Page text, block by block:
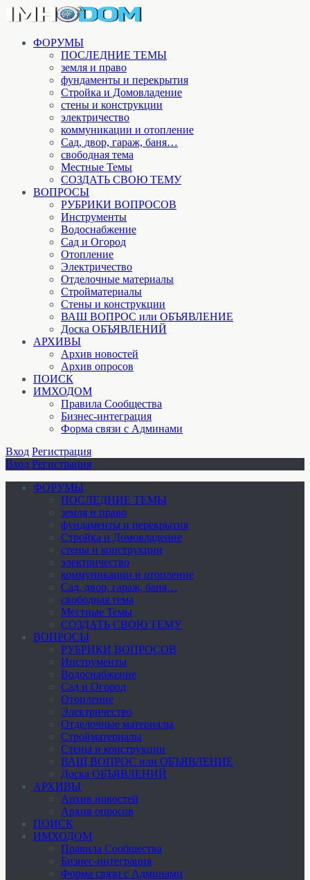
ФОРУМЫ
ПОСЛЕДНИЕ ТЕМЫ
земля и право
фундаменты и перекрытия
Стройка и Домовладение
стены и конструкции
электричество
коммуникации и отопление
Cад, двор, гараж, баня…
свободная тема
Местные Темы
СОЗДАТЬ СВОЮ ТЕМУ
ВОПРОСЫ
РУБРИКИ ВОПРОСОВ
Инструменты
Водоснабжение
Сад и Огород
Отопление
Электричество
Отделочные материалы
Стройматериалы
Стены и конструкции
ВАШ ВОПРОС или ОБЪЯВЛЕНИЕ
Доска ОБЪЯВЛЕНИЙ
АРХИВЫ
Архив новостей
Архив опросов
ПОИСК
ИМХОДОМ
Правила Сообщества
Бизнес-интеграция
Форма связи с Админами
Вход Регистрация
Вход Регистрация
ФОРУМЫ
ПОСЛЕДНИЕ ТЕМЫ
земля и право
фундаменты и перекрытия
Стройка и Домовладение
стены и конструкции
электричество
коммуникации и отопление
Cад, двор, гараж, баня…
свободная тема
Местные Темы
СОЗДАТЬ СВОЮ ТЕМУ
ВОПРОСЫ
РУБРИКИ ВОПРОСОВ
Инструменты
Водоснабжение
Сад и Огород
Отопление
Электричество
Отделочные материалы
Стройматериалы
Стены и конструкции
ВАШ ВОПРОС или ОБЪЯВЛЕНИЕ
Доска ОБЪЯВЛЕНИЙ
АРХИВЫ
Архив новостей
Архив опросов
ПОИСК
ИМХОДОМ
Правила Сообщества
Бизнес-интеграция
Форма связи с Админами